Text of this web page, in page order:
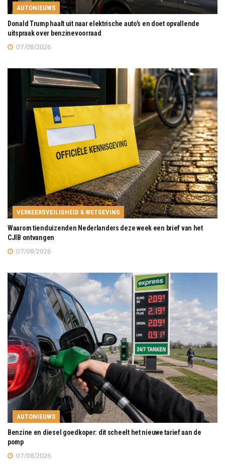
AUTONIEUWS
Donald Trump haalt uit naar elektrische auto’s en doet opvallende
uitspraak over benzinevoorraad
07/08/2026
VERKEERSVEILIGHEID & WETGEVING
Waarom tienduizenden Nederlanders deze week een brief van het
CJIB ontvangen
07/08/2026
AUTONIEUWS
Benzine en diesel goedkoper: dit scheelt het nieuwe tarief aan de
pomp
07/08/2026